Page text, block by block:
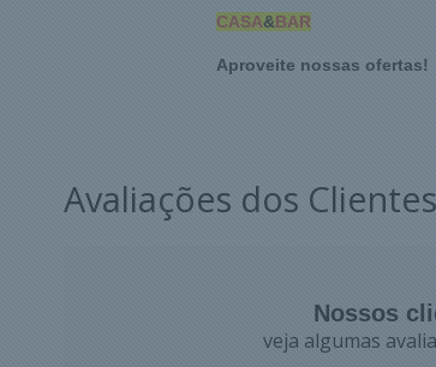
CASA&BAR
Aproveite nossas ofertas!
Avaliações dos Clientes
Nossos
veja algumas